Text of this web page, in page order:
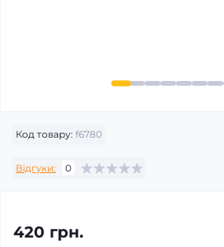
Код товару: f6780
Відгуки: 0
420 грн.